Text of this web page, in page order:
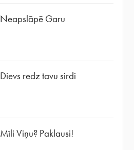
Neapslāpē Garu
Dievs redz tavu sirdi
Mīli Viņu? Paklausi!